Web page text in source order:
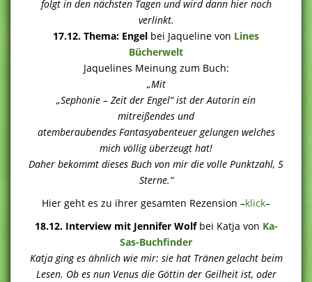
folgt in den nächsten Tagen und wird dann hier noch
verlinkt.
17.12. Thema: Engel bei Jaqueline von Lines
Bücherwelt
Jaquelines Meinung zum Buch:
„Mit
„Sephonie – Zeit der Engel“ ist der Autorin ein
mitreißendes und
atemberaubendes Fantasyabenteuer gelungen welches
mich völlig überzeugt hat!
Daher bekommt dieses Buch von mir die volle Punktzahl, 5
Sterne.“
Hier geht es zu ihrer gesamten Rezension –klick–
18.12. Interview mit Jennifer Wolfbei Katja von Ka-
Sas-Buchfinder
Katja ging es ähnlich wie mir: sie hat Tränen gelacht beim
Lesen. Ob es nun Venus die Göttin der Geilheit ist, oder